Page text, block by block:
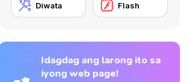
Diwata Flash
Idagdag ang larong ito sa
iyong web page!